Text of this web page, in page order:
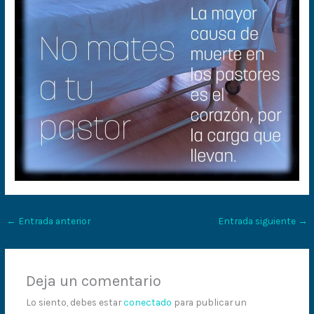
← Entrada anterior Entrada siguiente →
Deja un comentario
Lo siento, debes estarconectado para publicar un